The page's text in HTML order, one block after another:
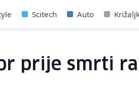
Scitech Auto
prije smrti